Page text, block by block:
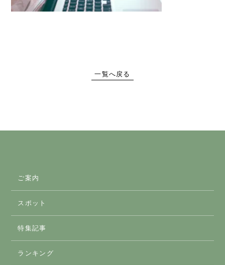
一覧へ戻る
ご案内
スマートICのご案内
スポット
おすすめスポット
アクティビティ
特集記事
ランキング